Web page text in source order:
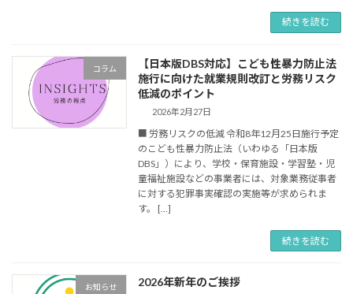
続きを読む
コラム
【日本版DBS対応】こども性暴力防止法
施行に向けた就業規則改訂と労務リスク
低減のポイント
2026年2月27日
■ 労務リスクの低減 令和8年12月25日施行予定
のこども性暴力防止法（いわゆる「日本版
DBS」）により、学校・保育施設・学習塾・児
童福祉施設などの事業者には、対象業務従事者
に対する犯罪事実確認の実施等が求められま
す。 […]
続きを読む
お知らせ 2026年新年のご挨拶